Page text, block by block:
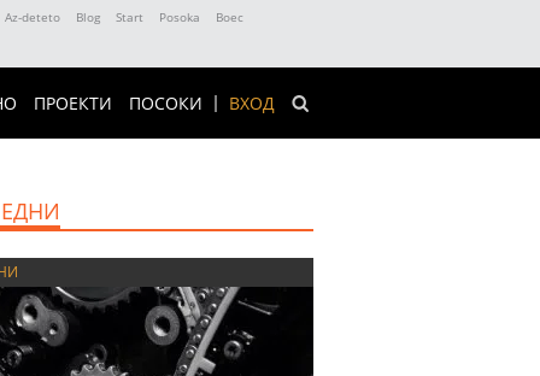
Az-deteto Blog Start Posoka
Boec
ВХОД
ПРОЕКТИ ПОСОКИ